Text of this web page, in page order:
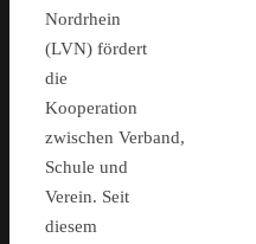
Nordrhein
(LVN) fördert
die
Kooperation
zwischen Verband,
Schule und
Verein. Seit
diesem